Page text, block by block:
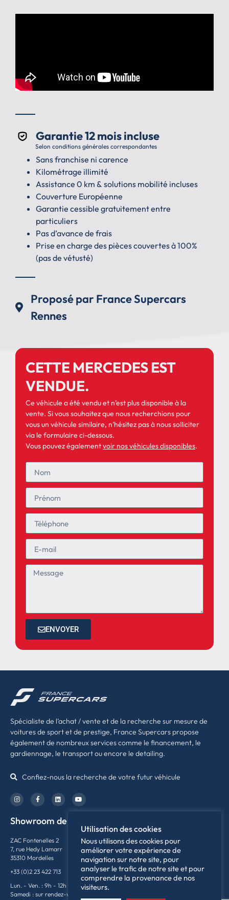
Garantie 12 mois incluse
Selon conditions générales correspondantes
Sans franchise ni carence
Kilométrage illimité
Assistance 0 km & solutions mobilité incluses
Couverture Européenne
Garantie cessible gratuitement entre
particuliers
Pas d’avance de frais
Prise en charge des pièces couvertes à 100%
(pas de vétusté)
Proposé par France Supercars
Rennes
CETTE MERCEDES EST
VENDUE.
Ce véhicule a été vendu et n’est plus disponible à la
vente. Si vous souhaitez que nous recherchions pour
vous un véhicule similaire, n’hésitez pas à nous solliciter
via le formulaire ci-dessous.
Vous pouvez égalementvoir nos véhicules disponibles.
ENVOYER
Spécialiste de l’achat / vente et de la recherche sur mesure de
voitures de sport et de prestige, France Supercars propose
également de nombreux services comme le financement, le
gardiennage, le transport ou encore le detailing.
Confiez-nous la recherche de votre futur véhicule
Showroom de Rennes
ZAC Fontenelles 2
7, rue Hedy Lamarr
35310 Mordelles
+33 (0)2 23 422 713
Lun. - Ven. : 9h - 12h / 14h - 19h
Samedi : sur rendez-vous
Utilisation des cookies
Nous utilisons des cookies pour
améliorer votre expérience de
navigation sur notre site, pour
analyser le trafic de notre site et pour
comprendre la provenance de nos
visiteurs.